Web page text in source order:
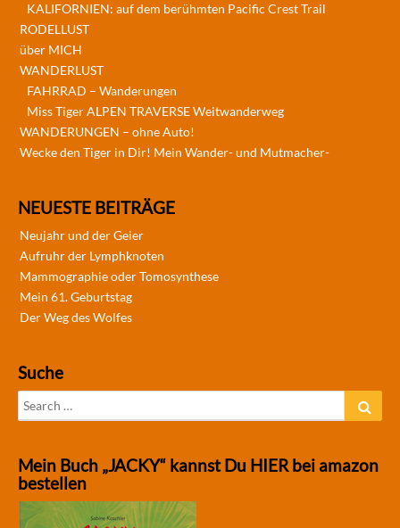
KALIFORNIEN: auf dem berühmten Pacific Crest Trail
RODELLUST
über MICH
WANDERLUST
FAHRRAD – Wanderungen
Miss Tiger ALPEN TRAVERSE Weitwanderweg
WANDERUNGEN – ohne Auto!
Wecke den Tiger in Dir! Mein Wander- und Mutmacher-
NEUESTE BEITRÄGE
Neujahr und der Geier
Aufruhr der Lymphknoten
Mammographie oder Tomosynthese
Mein 61. Geburtstag
Der Weg des Wolfes
Suche
Search
for:
Mein Buch „JACKY“ kannst Du HIER bei amazon
bestellen